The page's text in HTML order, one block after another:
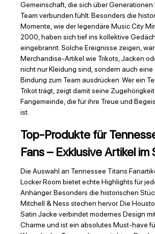
Gemeinschaft, die sich über Generationen
Team verbunden fühlt. Besonders die
Momente, wie der legendäre Music City
2000, haben sich tief ins kollektive
eingebrannt. Solche Ereignisse zeigen,
Merchandise-Artikel wie Trikots, Jacken
nicht nur Kleidung sind, sondern auch eine
Bindung zum Team ausdrücken. Wer ein
Trikot trägt, zeigt damit seine
Fangemeinde, die für ihre Treue und
ist.
Top-Produkte für
Fans – Exklusive Artikel
Die Auswahl an Tennessee Titans
Locker Room bietet echte Highlights für
Anhänger. Besonders die historischen
Mitchell & Ness stechen hervor. Die
Satin Jacke verbindet modernes Design
Charme und ist ein absolutes Must-have